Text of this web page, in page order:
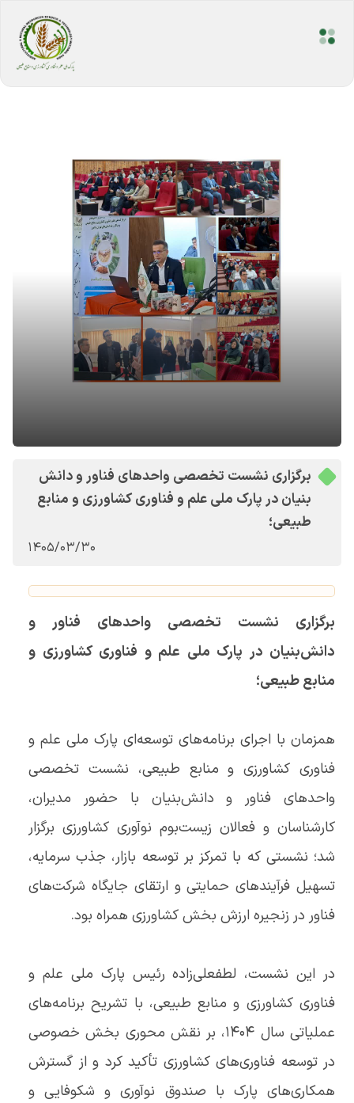
برگزاری نشست تخصصی واحدهای فناور و دانش
بنیان در پارک ملی علم و فناوری کشاورزی و منابع
طبیعی؛
1405/03/30
برگزاری نشست تخصصی واحدهای فناور و
دانش‌بنیان در پارک ملی علم و فناوری کشاورزی و
منابع طبیعی؛
همزمان با اجرای برنامه‌های توسعه‌ای پارک ملی علم و
فناوری کشاورزی و منابع طبیعی، نشست تخصصی
واحدهای فناور و دانش‌بنیان با حضور مدیران،
کارشناسان و فعالان زیست‌بوم نوآوری کشاورزی برگزار
شد؛ نشستی که با تمرکز بر توسعه بازار، جذب سرمایه،
تسهیل فرآیندهای حمایتی و ارتقای جایگاه شرکت‌های
فناور در زنجیره ارزش بخش کشاورزی همراه بود.
در این نشست، لطفعلی‌زاده رئیس پارک ملی علم و
فناوری کشاورزی و منابع طبیعی، با تشریح برنامه‌های
عملیاتی سال 1404، بر نقش محوری بخش خصوصی
در توسعه فناوری‌های کشاورزی تأکید کرد و از گسترش
همکاری‌های پارک با صندوق نوآوری و شکوفایی و